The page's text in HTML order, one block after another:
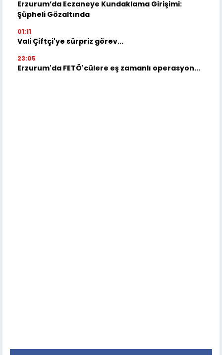
Erzurum’da Eczaneye Kundaklama Girişimi:
Şüpheli Gözaltında
01:11
Vali Çiftçi'ye sürpriz görev...
23:05
Erzurum'da FETÖ'cülere eş zamanlı operasyon...